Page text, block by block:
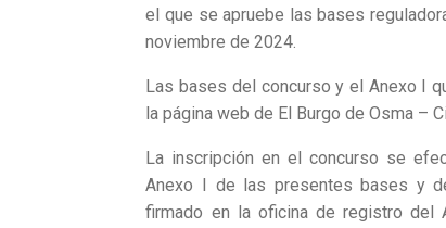
el que se apruebe las bases
noviembre de 2024.
Las bases del concurso y el Anexo I
la página web de El Burgo de Osma –
La inscripción en el concurso se
Anexo I de las presentes bases y
firmado en la oficina de registro del